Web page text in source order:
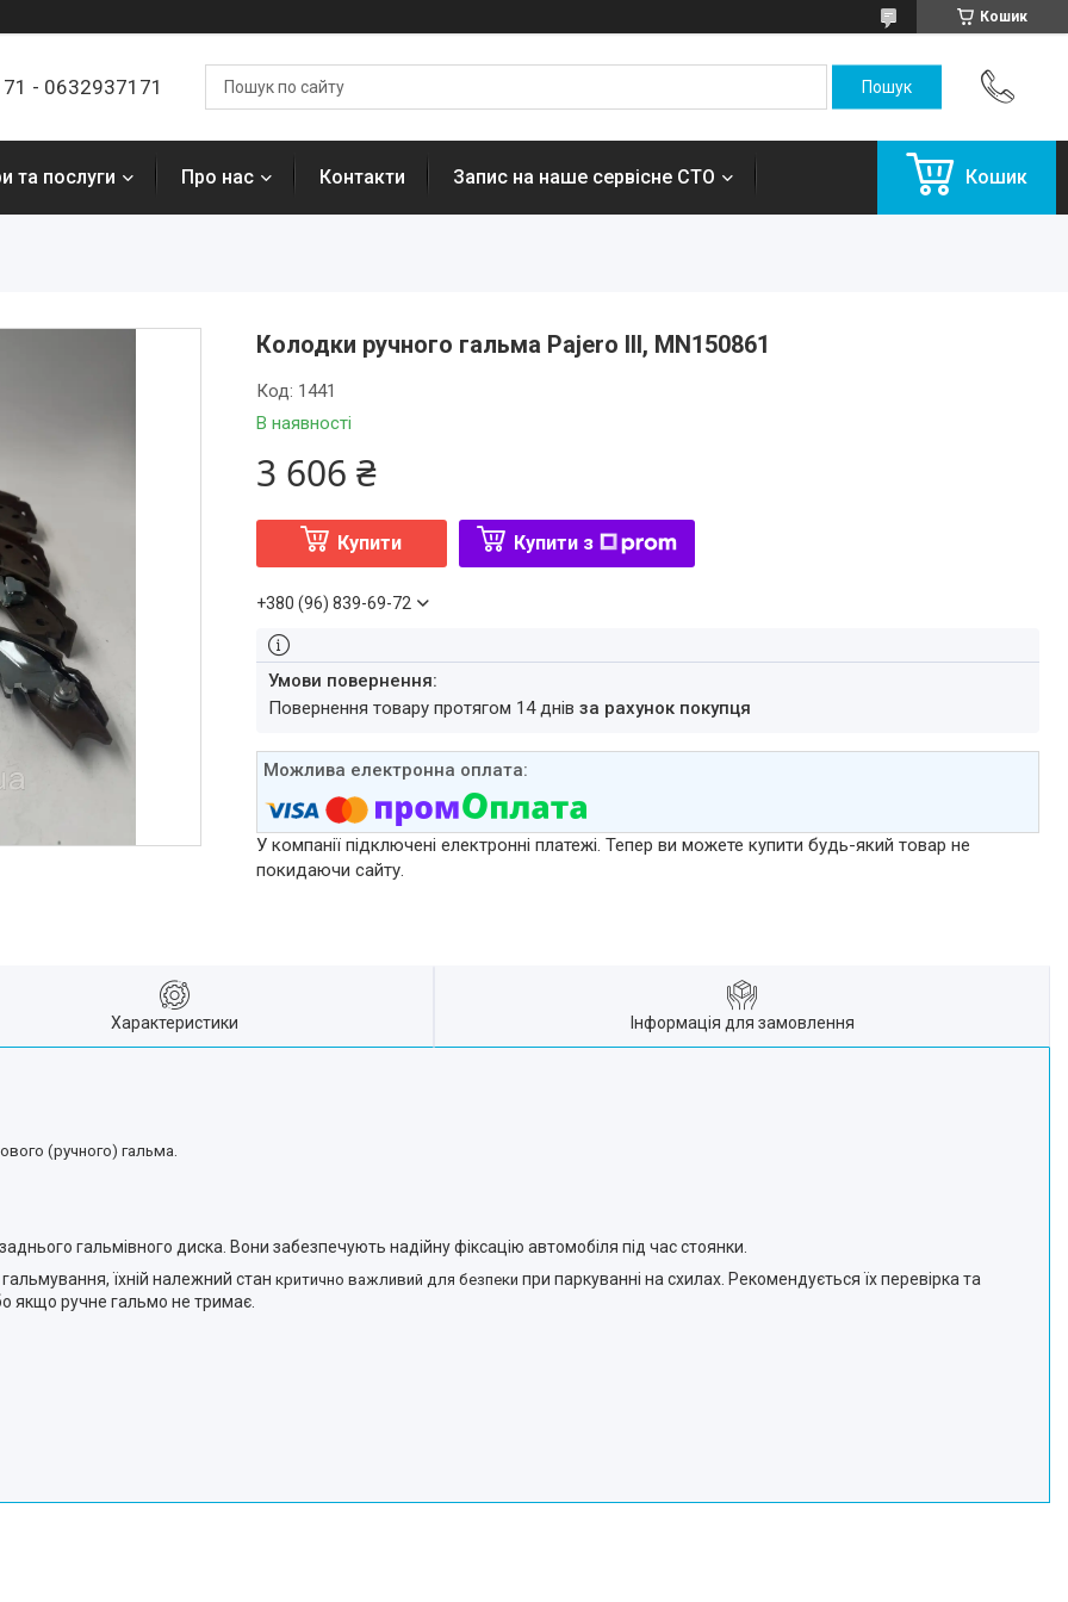
Кошик
- 0632937171
та послуги Про нас Контакти Запис на наше сервісне СТО Кошик
Колодки ручного гальма Pajero III, MN150861
В наявності
Код: 1441
3 606 ₴
Купити Купити з
+380 (96) 839-69-72
повернення товару протягом 14 днів за рахунок покупця
У компанії підключені електронні платежі. Тепер ви можете купити будь-який товар не
покидаючи сайту.
Характеристики Інформація для замовлення
(ручного) гальма
гальмівного диска. Вони забезпечують надійну фіксацію автомобіля під час стоянки.
їхній належний стан критично важливий для безпеки при паркуванні на схилах. Рекомендується їх перевірка та
якщо ручне гальмо не тримає.